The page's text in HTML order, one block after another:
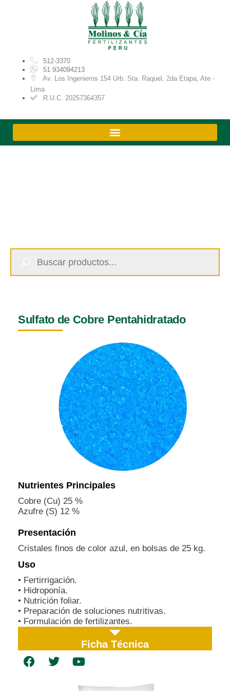
512-3370
51 934094213
Av. Los Ingenieros 154 Urb. Sta. Raquel, 2da Etapa, Ate -
Lima
R.U.C. 20257364357
productos
Sulfato de Cobre Pentahidratado
Nutrientes Principales
Cobre (Cu) 25 %
Azufre (S) 12 %
Presentación
Cristales finos de color azul, en bolsas de 25 kg.
Uso
• Fertirrigación.
• Hidroponía.
• Nutrición foliar.
• Preparación de soluciones nutritivas.
• Formulación de fertilizantes.
Ficha Técnica
F
a
T
w
Y
o